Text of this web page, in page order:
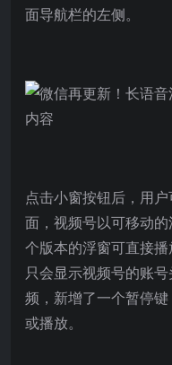
面导航栏的左侧。
点击小窗按钮后，用
面，视频号以可移动
个版本的浮窗可直接
只会显示视频号的账
频，新增了一个暂停
或播放。